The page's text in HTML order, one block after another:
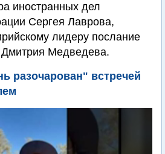
иностранных дел
Сергея Лаврова,
лидеру послание
Медведева.
разочарован" встречей